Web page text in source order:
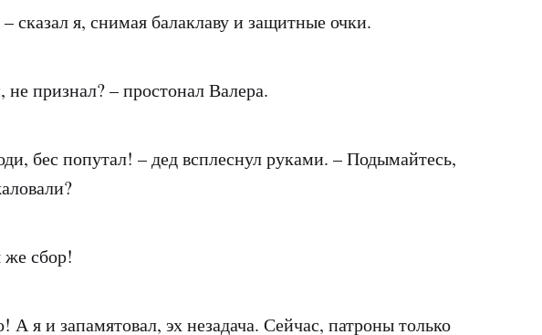
сказал я, снимая балаклаву и защитные очки.
признал? – простонал Валера.
бес попутал! – дед всплеснул руками. – Подымайтесь,
же сбор!
А я и запамятовал, эх незадача. Сейчас, патроны только